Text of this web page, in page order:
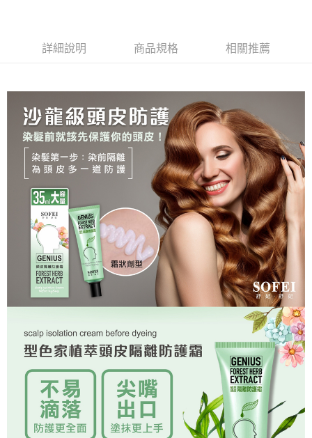
【「AFTEE先享後付」結帳流程】
ATM／網路銀行／等多元方式進行付款，方視為交易完成。
※ 請注意：結帳手續完成當下不需立刻繳費，但若您需要取消訂單，請聯絡
購買商品的店家。未經商家同意取消之訂單仍視為有效，需透過AFTEE先享
後付繳納相關費用。
※ 交易是否成功請以「AFTEE先享後付 」之結帳頁面顯示為準，若有關於
是否繳費成功／繳費後需取消欲退款等相關疑問，請聯繫「AFTEE先享後付
客戶支援中心」
https://netprotections.freshdesk.com/support/home
【注意事項】
１．透過由恩沛科技股份有限公司提供之「AFTEE先享後付」服務完成之交
易，需依本服務之必要範圍內提供個人資料，並將交易相關給付款項請求債
權轉讓予恩沛科技股份有限公司。
２．關於個人資料處理事宜，請瀏覽以下網址：
https://aftee.tw/terms/#terms3
３．未成年的使用者請事先徵得法定代理人或監護人之同意方可使用
「AFTEE先享後付」，若未經同意申辦者引起之損失，本公司不負相關責
４．使用「AFTEE先享後付」時，將依據個別帳號之用戶狀況，依本公司即
時審查核予不同之上限額度；若仍有額度不足之情形，本公司將視審查結果
請求用戶進行身份認證。
５．嚴禁一人註冊多個帳號或使用他人資訊註冊。若發現惡意使用之情形，
恩沛科技股份有限公司將有權停止該用戶之使用額度並採取法律行動。
每筆NT$80，滿NT$699(含以上)免運費
每筆NT$80，滿NT$699(含以上)免運費
萊爾富取貨付5
每筆NT$80，滿NT$699(含以上)免運費
萊爾富付款取貨
每筆NT$80，滿NT$699(含以上)免運費
7-11取貨付款
每筆NT$80，滿NT$699(含以上)免運費
付款後7-11取貨
每筆NT$80，滿NT$699(含以上)免運費
免運
每筆NT$80，滿NT$699(含以上)免運費
EMS海外配送 查看運費
詳細說明 商品規格 相關推薦